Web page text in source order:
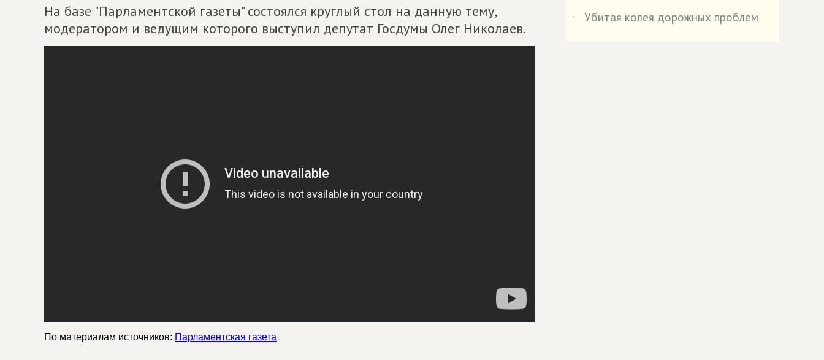
На базе "Парламентской газеты" состоялся круглый стол на данную тему,
модератором и ведущим которого выступил депутат Госдумы Олег Николаев.
По материалам источников: Парламентская газета
˙
Убитая колея дорожных проблем